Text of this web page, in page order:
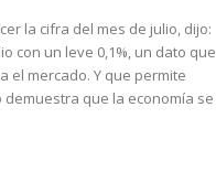
la cifra del mes de julio, dijo:
con un leve 0,1%, un dato que
el mercado. Y que permite
demuestra que la economía se